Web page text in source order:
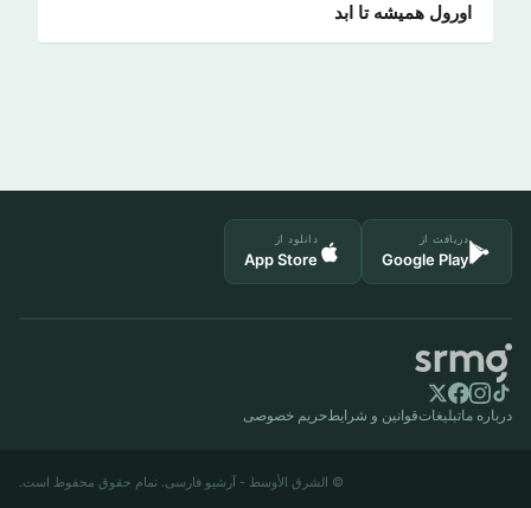
اورول همیشه تا ابد
دریافت از
Google Play
دانلود از
App Store
درباره ماتبلیغاتقوانین و شرایط حریم خصوصی
© الشرق الأوسط - آرشیو فارسی. تمام حقوق محفوظ است.